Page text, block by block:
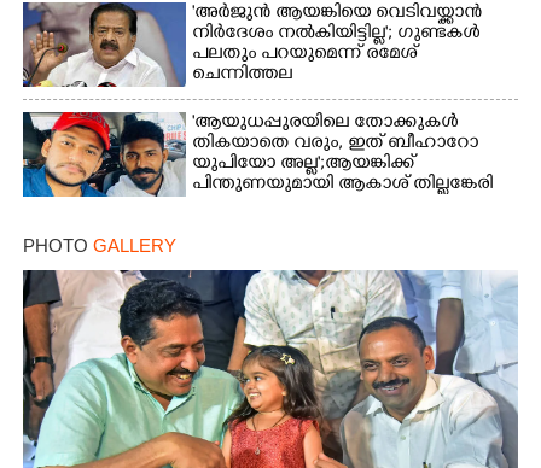
'അർജുൻ ആയങ്കിയെ വെടിവയ്ക്കാൻ
നിർദേശം നൽകിയിട്ടില്ല'; ഗുണ്ടകൾ
പലതും പറയുമെന്ന് രമേശ്
ചെന്നിത്തല
'ആയുധപ്പുരയിലെ തോക്കുകൾ
തികയാതെ വരും, ഇത് ബീഹാറോ
യുപിയോ അല്ല';ആയങ്കിക്ക്
പിന്തുണയുമായി ആകാശ് തില്ലങ്കേരി
PHOTO GALLERY